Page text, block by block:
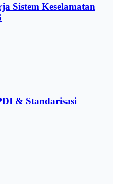
Sistem Keselamatan
& Standarisasi